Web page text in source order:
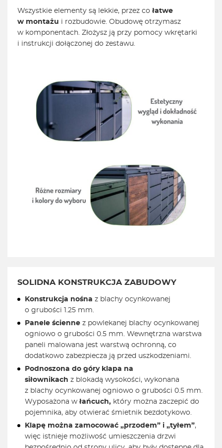
Wszystkie elementy są lekkie, przez cołatwe
w montażu i rozbudowie. Obudowę otrzymasz
w komponentach. Złożysz ją przy pomocy wkrętarki
i instrukcji dołączonej do zestawu.
SOLIDNA KONSTRUKCJA ZABUDOWY
Konstrukcja nośna z blachy ocynkowanej
o grubości 1.25 mm.
Panele ścienne z powlekanej blachy ocynkowanej
ogniowo o grubości 0.5 mm. Wewnętrzna warstwa
paneli malowana jest warstwą ochronną, co
dodatkowo zabezpiecza ją przed uszkodzeniami.
Podnoszona do góry klapa na
siłownikach z blokadą wysokości, wykonana
z blachy ocynkowanej ogniowo o grubości 0.5 mm.
Wyposażona włańcuch, który można zaczepić do
pojemnika, aby otwierać śmietnik bezdotykowo.
Klapę można zamocować „przodem” i „tyłem”,
więc istnieje możliwość umieszczenia drzwi